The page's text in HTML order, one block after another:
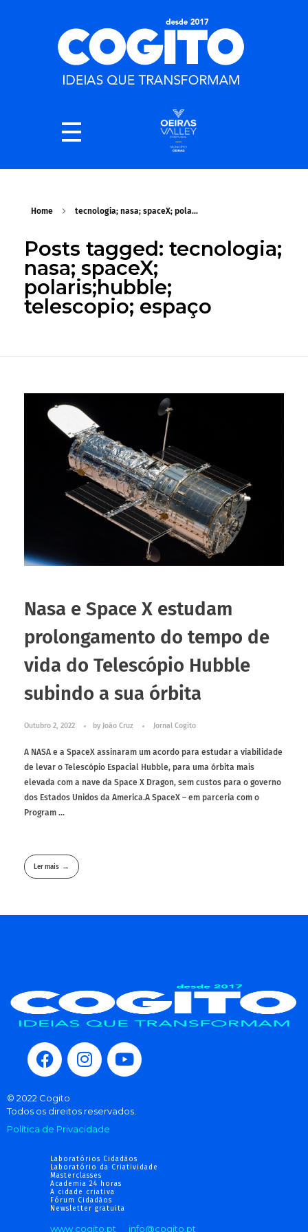
Home tecnologia; nasa; spaceX; pola...
Posts tagged: tecnologia;
nasa; spaceX;
polaris;hubble;
telescopio; espaço
Nasa e Space X estudam
prolongamento do tempo de
vida do Telescópio Hubble
subindo a sua órbita
Outubro 2, 2022 by João Cruz Jornal Cogito
A NASA e a SpaceX assinaram um acordo para estudar a viabilidade
de levar o Telescópio Espacial Hubble, para uma órbita mais
elevada com a nave da Space X Dragon, sem custos para o governo
dos Estados Unidos da America.A SpaceX – em parceria com o
Program ...
Ler mais
© 2022 Cogito
Todos os direitos reservados.
Política de Privacidade
Laboratórios Cidadãos
Laboratório da Criatividade
Masterclasses
Academia 24 horas
A cidade criativa
Fórum Cidadãos
Newsletter gratuita
www.cogito.pt info@cogito.pt